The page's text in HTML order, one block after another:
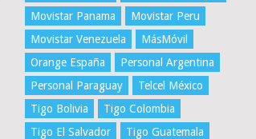
Movistar Panama
Movistar Peru
Movistar Venezuela
MásMóvil
Orange España
Personal Argentina
Personal Paraguay
Telcel México
Tigo Bolivia
Tigo Colombia
Tigo El Salvador
Tigo Guatemala